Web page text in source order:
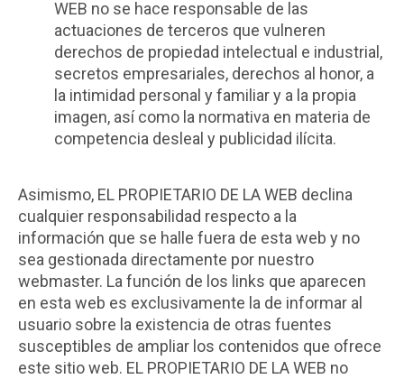
WEB no se hace responsable de las
actuaciones de terceros que vulneren
derechos de propiedad intelectual e industrial,
secretos empresariales, derechos al honor, a
la intimidad personal y familiar y a la propia
imagen, así como la normativa en materia de
competencia desleal y publicidad ilícita.
Asimismo, EL PROPIETARIO DE LA WEB declina
cualquier responsabilidad respecto a la
información que se halle fuera de esta web y no
sea gestionada directamente por nuestro
webmaster. La función de los links que aparecen
en esta web es exclusivamente la de informar al
usuario sobre la existencia de otras fuentes
susceptibles de ampliar los contenidos que ofrece
este sitio web. EL PROPIETARIO DE LA WEB no